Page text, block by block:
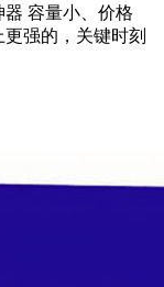
容量小、价格
强的，关键时刻